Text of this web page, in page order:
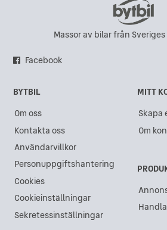
Massor av bilar från
Facebook
BYTBIL
Om oss
Kontakta oss
Användarvillkor
Personuppgiftshantering
Cookies
Cookieinställningar
Sekretessinställningar
MITT
Skapa
Om